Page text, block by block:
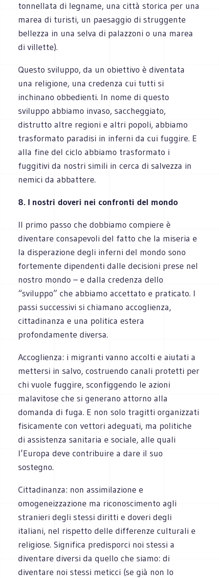
tonnellata di legname, una città storica per una
marea di turisti, un paesaggio di struggente
bellezza in una selva di palazzoni o una marea
di villette).
Questo sviluppo, da un obiettivo è diventata
una religione, una credenza cui tutti si
inchinano obbedienti. In nome di questo
sviluppo abbiamo invaso, saccheggiato,
distrutto altre regioni e altri popoli, abbiamo
trasformato paradisi in inferni da cui fuggire. E
alla fine del ciclo abbiamo trasformato i
fuggitivi da nostri simili in cerca di salvezza in
nemici da abbattere.
8. I nostri doveri nei confronti del mondo
Il primo passo che dobbiamo compiere è
diventare consapevoli del fatto che la miseria e
la disperazione degli inferni del mondo sono
fortemente dipendenti dalle decisioni prese nel
nostro mondo – e dalla credenza dello
“sviluppo” che abbiamo accettato e praticato. I
passi successivi si chiamano accoglienza,
cittadinanza e una politica estera
profondamente diversa.
Accoglienza: i migranti vanno accolti e aiutati a
mettersi in salvo, costruendo canali protetti per
chi vuole fuggire, sconfiggendo le azioni
malavitose che si generano attorno alla
domanda di fuga. E non solo tragitti organizzati
fisicamente con vettori adeguati, ma politiche
di assistenza sanitaria e sociale, alle quali
l’Europa deve contribuire a dare il suo
sostegno.
Cittadinanza: non assimilazione e
omogeneizzazione ma riconoscimento agli
stranieri degli stessi diritti e doveri degli
italiani, nel rispetto delle differenze culturali e
religiose. Significa predisporci noi stessi a
diventare diversi da quello che siamo: di
diventare noi stessi meticci (se già non lo